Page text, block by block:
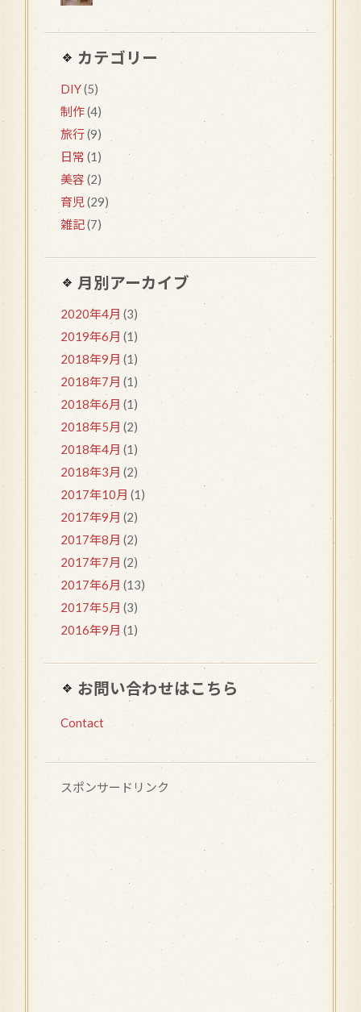
カテゴリー
DIY(5)
制作(4)
旅行(9)
日常 (1)
美容 (2)
育児(29)
雑記(7)
月別アーカイブ
2020年4月 (3)
2019年6月 (1)
2018年9月 (1)
2018年7月 (1)
2018年6月 (1)
2018年5月 (2)
2018年4月 (1)
2018年3月 (2)
2017年10月 (1)
2017年9月 (2)
2017年8月 (2)
2017年7月 (2)
2017年6月 (13)
2017年5月 (3)
2016年9月 (1)
お問い合わせはこちら
Contact
スポンサードリンク